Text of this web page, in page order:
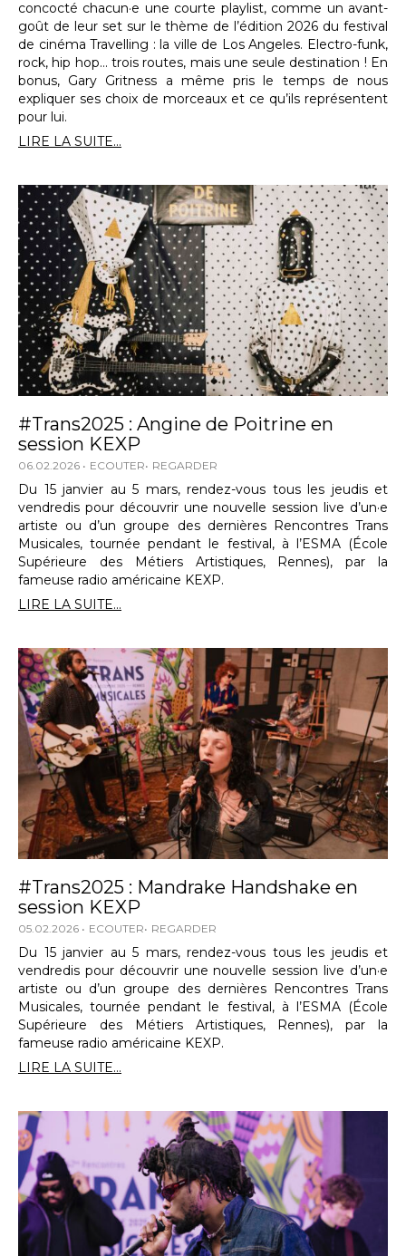
concocté chacun·e une courte playlist, comme un avant-
goût de leur set sur le thème de l’édition 2026 du festival
de cinéma Travelling : la ville de Los Angeles. Electro-funk,
rock, hip hop… trois routes, mais une seule destination ! En
bonus, Gary Gritness a même pris le temps de nous
expliquer ses choix de morceaux et ce qu’ils représentent
pour lui.
LIRE LA SUITE...
#Trans2025 : Angine de Poitrine en
session KEXP
06.02.2026 ECOUTER REGARDER
Du 15 janvier au 5 mars, rendez-vous tous les jeudis et
vendredis pour découvrir une nouvelle session live d’un·e
artiste ou d’un groupe des dernières Rencontres Trans
Musicales, tournée pendant le festival, à l’ESMA (École
Supérieure des Métiers Artistiques, Rennes), par la
fameuse radio américaine KEXP.
LIRE LA SUITE...
#Trans2025 : Mandrake Handshake en
session KEXP
05.02.2026 ECOUTER REGARDER
Du 15 janvier au 5 mars, rendez-vous tous les jeudis et
vendredis pour découvrir une nouvelle session live d’un·e
artiste ou d’un groupe des dernières Rencontres Trans
Musicales, tournée pendant le festival, à l’ESMA (École
Supérieure des Métiers Artistiques, Rennes), par la
fameuse radio américaine KEXP.
LIRE LA SUITE...